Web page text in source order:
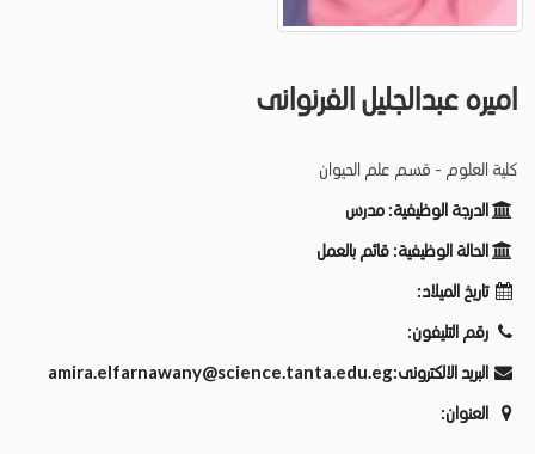
اميره عبدالجليل الفرنوانى
كلية العلوم - قسم علم الحيوان
الدرجة الوظيفية: مدرس
الحالة الوظيفية: قائم بالعمل
تاريخ الميلاد:
رقم التليفون:
البريد الالكترونى:amira.elfarnawany@science.tanta.edu.eg
العنوان: